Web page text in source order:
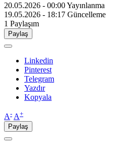
20.05.2026 - 00:00Yayınlanma
19.05.2026 - 18:17 Güncelleme
1 Paylaşım
Paylaş
Linkedin
Pinterest
Telegram
Yazdır
Kopyala
A- A+
Paylaş